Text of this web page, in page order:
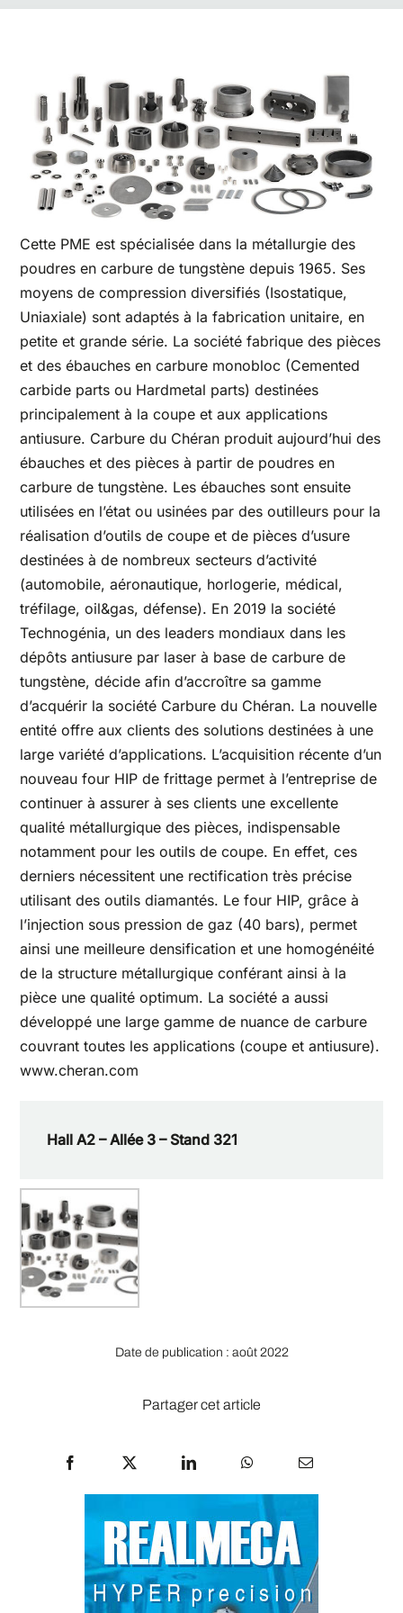
Cette PME est spécialisée dans la métallurgie des
poudres en carbure de tungstène depuis 1965. Ses
moyens de compression diversifiés (Isostatique,
Uniaxiale) sont adaptés à la fabrication unitaire, en
petite et grande série. La société fabrique des pièces
et des ébauches en carbure monobloc (Cemented
carbide parts ou Hardmetal parts) destinées
principalement à la coupe et aux applications
antiusure. Carbure du Chéran produit aujourd’hui des
ébauches et des pièces à partir de poudres en
carbure de tungstène. Les ébauches sont ensuite
utilisées en l’état ou usinées par des outilleurs pour la
réalisation d’outils de coupe et de pièces d’usure
destinées à de nombreux secteurs d’activité
(automobile, aéronautique, horlogerie, médical,
tréfilage, oil&gas, défense). En 2019 la société
Technogénia, un des leaders mondiaux dans les
dépôts antiusure par laser à base de carbure de
tungstène, décide afin d’accroître sa gamme
d’acquérir la société Carbure du Chéran. La nouvelle
entité offre aux clients des solutions destinées à une
large variété d’applications. L’acquisition récente d’un
nouveau four HIP de frittage permet à l’entreprise de
continuer à assurer à ses clients une excellente
qualité métallurgique des pièces, indispensable
notamment pour les outils de coupe. En effet, ces
derniers nécessitent une rectification très précise
utilisant des outils diamantés. Le four HIP, grâce à
l’injection sous pression de gaz (40 bars), permet
ainsi une meilleure densification et une homogénéité
de la structure métallurgique conférant ainsi à la
pièce une qualité optimum. La société a aussi
développé une large gamme de nuance de carbure
couvrant toutes les applications (coupe et antiusure).
www.cheran.com
Hall A2 – Allée 3 – Stand 321
Date de publication : août 2022
Partager cet article